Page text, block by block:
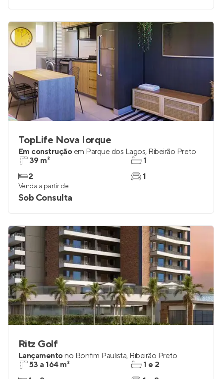
TopLife Nova Iorque
Em construção em Parque dos Lagos, Ribeirão Preto
39 m²
2
1
1
Venda a partir de
Sob Consulta
Ritz Golf
Lançamentono Bonfim Paulista, Ribeirão Preto
53 a 164 m²
1 e 2